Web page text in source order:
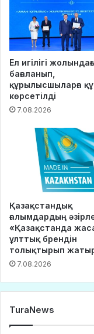
Ел игілігі
бағаланып,
құрылысшыларға
көрсетілді
7.08.2026
Қазақстандық
ғалымдардың
«Қазақстанда
ұлттық брендін
толықтырып
7.08.2026
TuraNews